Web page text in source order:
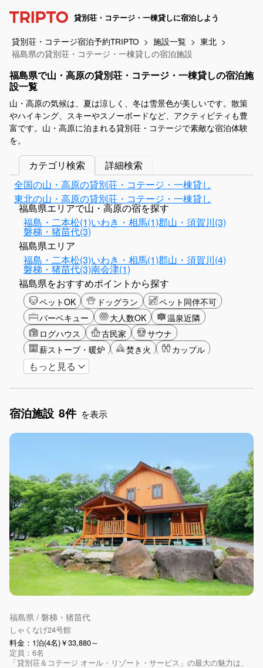
貸別荘・コテージ・一棟貸しに宿泊しよう
貸別荘・コテージ宿泊予約TRIPTO 施設一覧
東北
福島県の貸別荘・コテージ・一棟貸しの宿泊施設
福島県で山・高原の貸別荘・コテージ・一棟貸しの宿泊施
設一覧
山・高原の気候は、夏は涼しく、冬は雪景色が美しいです。散策
やハイキング、スキーやスノーボードなど、アクティビティも豊
富です。山・高原に泊まれる貸別荘・コテージで素敵な宿泊体験
を。
カテゴリ検索
詳細検索
全国の山・高原の貸別荘・コテージ・一棟貸し
東北の山・高原の貸別荘・コテージ・一棟貸し
福島県エリアで山・高原の宿を探す
福島・二本松(1)いわき・相馬(1)郡山・須賀川(3)
磐梯・猪苗代(3)
福島県エリア
福島・二本松(3)いわき・相馬(1)郡山・須賀川(4)
磐梯・猪苗代(3)南会津(1)
福島県をおすすめポイントから探す
ペットOK ドッグラン
ペット同伴不可
バーベキュー
大人数OK
温泉近隣
ログハウス
古民家
サウナ
薪ストーブ・暖炉
焚き火
カップル
大人限定
グリーンツーリズム
もっと見る
宿泊施設 8件 を表示
福島県 / 磐梯・猪苗代
しゃくなげ24号館
料金：1泊(4名)￥33,880～
定員：6名
「貸別荘＆コテージ オール・リゾート・サービス」の最大の魅力は、